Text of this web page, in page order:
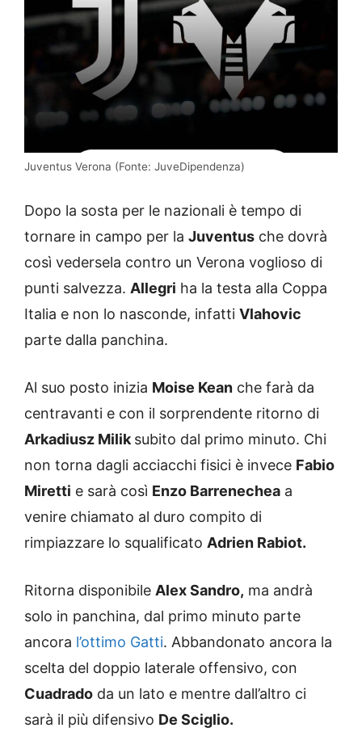
Juventus Verona (Fonte: JuveDipendenza)
Dopo la sosta per le nazionali è tempo di
tornare in campo per la Juventus che dovrà
così vedersela contro un Verona voglioso di
punti salvezza. Allegri ha la testa alla Coppa
Italia e non lo nasconde, infatti Vlahovic
parte dalla panchina.
Al suo posto inizia Moise Kean che farà da
centravanti e con il sorprendente ritorno di
Arkadiusz Milik subito dal primo minuto. Chi
non torna dagli acciacchi fisici è invece Fabio
Miretti e sarà così Enzo Barrenechea a
venire chiamato al duro compito di
rimpiazzare lo squalificato Adrien Rabiot.
Ritorna disponibile Alex Sandro, ma andrà
solo in panchina, dal primo minuto parte
ancora l’ottimo Gatti. Abbandonato ancora la
scelta del doppio laterale offensivo, con
Cuadrado da un lato e mentre dall’altro ci
sarà il più difensivo De Sciglio.